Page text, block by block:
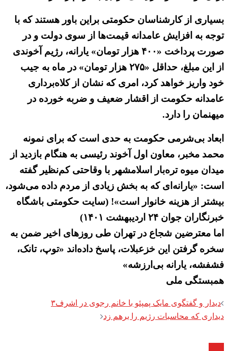
بسیاری از کارشناسان حکومتی براین باور هستند که با
توجه به افزایش عامدانه قیمت‌ها از سوی دولت و در
صورت پرداخت «۴۰۰ هزار تومان» یارانه، رژیم آخوندی
از این مبلغ، حداقل «۲۷۵ هزار تومان» در ماه به جیب
خود واریز خواهد کرد، امری که نشان از کلاه‌برداری
عامدانه حکومت از اقشار ضعیف و ضربه خورده در
میهنمان را دارد.
ابعاد بی‌شرمی حکومت به حدی است که برای نمونه
محمد مخبر، معاون اول آخوند رئیسی به هنگام بازدید از
میدان میوه تره‌بار اسلامشهر با وقاحتی کم‌نظیر گفته
است: «یارانه‌ای که به بخش زیادی از مردم داده می‌شود،
بیشتر از هزینه خانوار است»! (سایت حکومتی باشگاه
خبرنگاران جوان ۲۴ اردیبهشت ۱۴۰۱)
اما معترضین شجاع در تهران طی روزهای اخیر ضمن به
سخره گرفتن این خزعبلات، پاسخ داده‌اند «توپ، تانک،
فشفشه، یارانه بی‌ارزشه»
همبستگی ملی
Post
navigation
دیدار و گفتگوی مایک پمپئو با خانم رجوی در اشرف۳
دیداری که محاسبات رژیم را برهم زد